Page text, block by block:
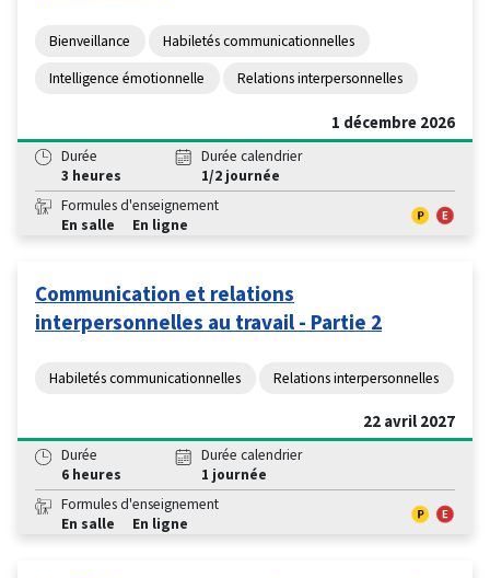
Bienveillance Habiletés communicationnelles
Intelligence émotionnelle Relations interpersonnelles
1 décembre 2026
Durée
3 heures
Durée calendrier
1/2 journée
Formules d'enseignement
En salle
En ligne
Communication et relations
interpersonnelles au travail - Partie 2
Habiletés communicationnelles Relations interpersonnelles
22 avril 2027
Durée
6 heures
Durée calendrier
1 journée
Formules d'enseignement
En salle
En ligne